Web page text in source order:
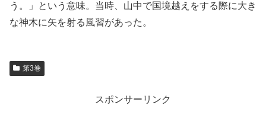
う。」という意味。当時、山中で国境越えをする際に大き
な神木に矢を射る風習があった。
第3巻
スポンサーリンク